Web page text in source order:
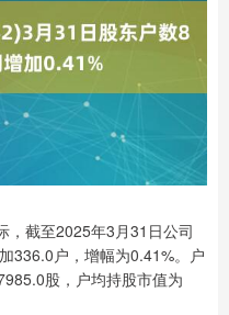
，截至2025年3月31日公司
336.0户，增幅为0.41%。户
股，户均持股市值为